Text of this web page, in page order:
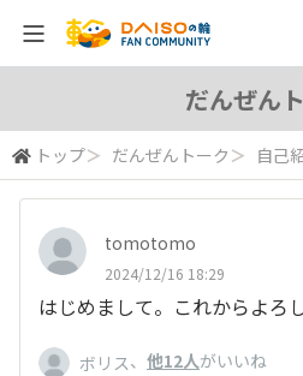
だんぜん
トップ＞ だんぜんトーク ＞ 自己
tomotomo
2024/12/16 18:29
はじめまして。これからよろ
ボリス、 他12人がいいね